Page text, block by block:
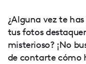
¿Alguna vez te
tus fotos
misterioso? ¡No
de contarte cómo